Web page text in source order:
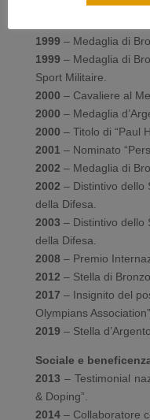
– Medaglia
1999 – Medaglia di
1999 – Medaglia di
Sport Militaire.
2000 – Cavaliere al
2000 – Medaglia
2000 – Titolo di “Paul
2001– Nominato
2002 – Medaglia di
2002 – Distintivo dello
della Difesa.
2003 – Distintivo dello
della Difesa.
2008 – Premio
2012 – Stella di
2017 – Insignito del
Olympians
2019 – Stella
Sociale e
2013– Testimonial
& Doping”.
2014– Collaboratore